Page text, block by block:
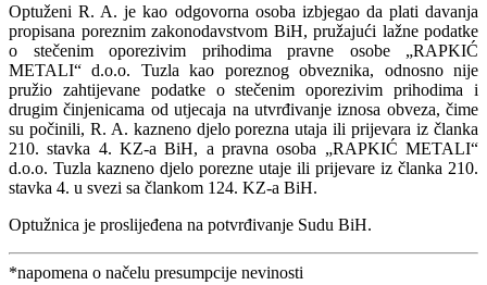
Optuženi R. A. je kao odgovorna osoba izbjegao da plati davanja
propisana poreznim zakonodavstvom BiH, pružajući lažne podatke
o stečenim oporezivim prihodima pravne osobe „RAPKIĆ
METALI“ d.o.o. Tuzla kao poreznog obveznika, odnosno nije
pružio zahtijevane podatke o stečenim oporezivim prihodima i
drugim činjenicama od utjecaja na utvrđivanje iznosa obveza, čime
su počinili, R. A. kazneno djelo porezna utaja ili prijevara iz članka
210. stavka 4. KZ-a BiH, a pravna osoba „RAPKIĆ METALI“
d.o.o. Tuzla kazneno djelo porezne utaje ili prijevare iz članka 210.
stavka 4. u svezi sa člankom 124. KZ-a BiH.
Optužnica je proslijeđena na potvrđivanje Sudu BiH.
*napomena o načelu presumpcije nevinosti